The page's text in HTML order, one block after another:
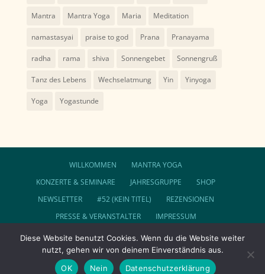
Mantra Mantra Yoga Maria Meditation
namastasyai praise to god Prana Pranayama
radha rama shiva Sonnengebet Sonnengruß
Tanz des Lebens Wechselatmung Yin Yinyoga
Yoga Yogastunde
WILLKOMMEN
MANTRA YOGA
KONZERTE & SEMINARE
JAHRESGRUPPE
SHOP
NEWSLETTER
#52 (KEIN TITEL)
REZENSIONEN
PRESSE & VERANSTALTER
IMPRESSUM
DATENSCHUTZ
FOLGE SUNDARAM AUF FACEBOOK
COOKIE-RICHTLINIE (EU)
Diese Website benutzt Cookies. Wenn du die Website weiter
nutzt, gehen wir von deinem Einverständnis aus.
OK
Nein Datenschutzerklärung